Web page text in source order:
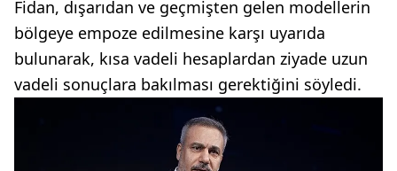
Fidan, dışarıdan ve geçmişten gelen modellerin
bölgeye empoze edilmesine karşı uyarıda
bulunarak, kısa vadeli hesaplardan ziyade uzun
vadeli sonuçlara bakılması gerektiğini söyledi.